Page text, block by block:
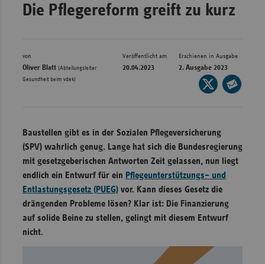
Die Pflegereform greift zu kurz
von
Oliver Blatt (Abteilungsleiter
Gesundheit beim vdek)
Veröffentlicht am
20.04.2023
Erschienen in Ausgabe
2. Ausgabe 2023
Seite
auf
teilen
Baustellen gibt es in der Sozialen Pflegeversicherung
(SPV) wahrlich genug. Lange hat sich die Bundesregierung
mit gesetzgeberischen Antworten Zeit gelassen, nun liegt
endlich ein Entwurf für ein Pflegeunterstützungs– und
Entlastungsgesetz (PUEG)vor. Kann dieses Gesetz die
drängenden Probleme lösen? Klar ist: Die Finanzierung
auf solide Beine zu stellen, gelingt mit diesem Entwurf
nicht.